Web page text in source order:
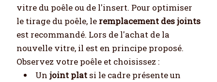
vitre du poêle ou de l'insert. Pour optimiser
le tirage du poêle, le remplacement des joints
est recommandé. Lors de l'achat de la
nouvelle vitre, il est en principe proposé.
Observez votre poêle et choisissez :
Un joint plat si le cadre présente un